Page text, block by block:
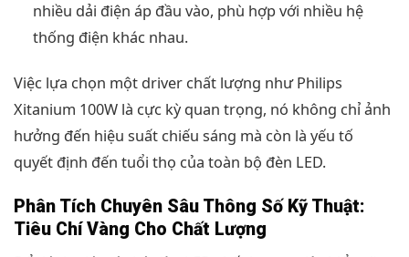
nhiều dải điện áp đầu vào, phù hợp với nhiều hệ
thống điện khác nhau.
Việc lựa chọn một driver chất lượng như Philips
Xitanium 100W là cực kỳ quan trọng, nó không chỉ ảnh
hưởng đến hiệu suất chiếu sáng mà còn là yếu tố
quyết định đến tuổi thọ của toàn bộ đèn LED.
Phân Tích Chuyên Sâu Thông Số Kỹ Thuật:
Tiêu Chí Vàng Cho Chất Lượng